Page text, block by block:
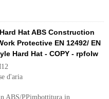
Hat ABS Construction
Protective EN 12492/ EN
Hard Hat - COPY - rpfolw
d'aria
ABS/PPimbottitura in